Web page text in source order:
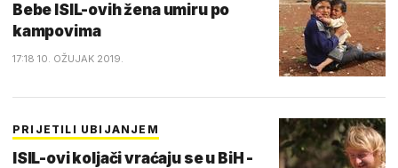
Bebe ISIL-ovih žena umiru po
kampovima
17:18 10. OŽUJAK 2019.
PRIJETILI UBIJANJEM
ISIL-ovi koljači vraćaju se u BiH -